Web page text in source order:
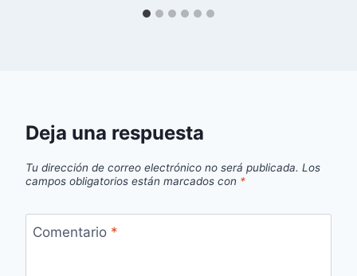
Deja una respuesta
Tu dirección de correo electrónico no será publicada. Los
campos obligatorios están marcados con *
Comentario *